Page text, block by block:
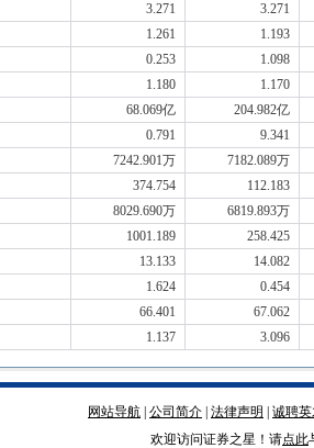
3.271
3.271
1.261
1.193
0.253
1.098
1.180
1.170
68.069亿
204.982亿
0.791
9.341
7242.901万
7182.089万
374.754
112.183
8029.690万
6819.893万
1001.189
258.425
13.133
14.082
1.624
0.454
66.401
67.062
1.137 3.096
网站导航 公司简介 法律声明
诚聘
欢迎访问证券之星！请点此